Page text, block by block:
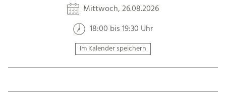
Mittwoch, 26.08.2026
18:00 bis 19:30 Uhr
Im Kalender speichern